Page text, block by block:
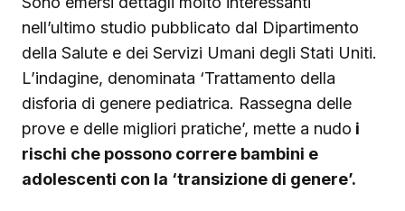
nell’ultimo studio pubblicato dal Dipartimento
della Salute e dei Servizi Umani degli Stati Uniti.
L’indagine, denominata ‘Trattamento della
disforia di genere pediatrica. Rassegna delle
prove e delle migliori pratiche’, mette a nudo i
rischi che possono correre bambini e
adolescenti con la ‘transizione di genere’.